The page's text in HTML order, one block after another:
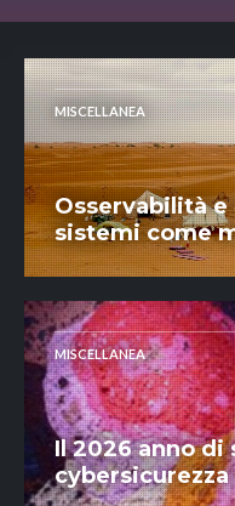
MISCELLANEA
Osservabilità
sistemi come
MISCELLANEA
Il 2026 anno di
cybersicurezza